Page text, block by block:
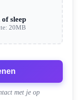
sleep
20MB
met je op